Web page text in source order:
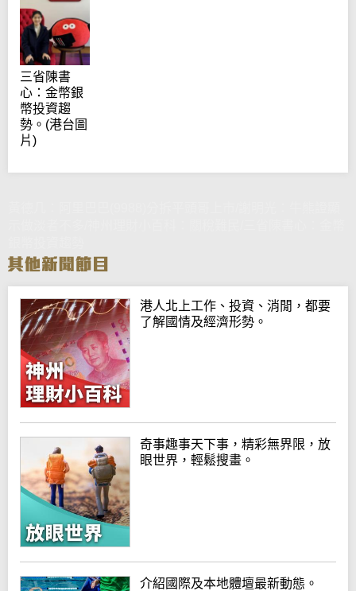
三省陳書
心：金幣銀
幣投資趨
勢。(港台圖
片)
港人北上工作、投資、消閒，都要
了解國情及經濟形勢。
奇事趣事天下事，精彩無界限，放
眼世界，輕鬆搜畫。
介紹國際及本地體壇最新動態。